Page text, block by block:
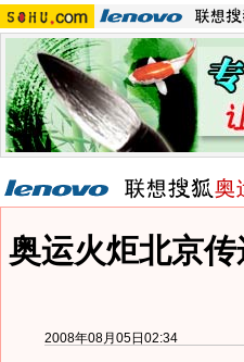
奥运火炬北京
2008年08月05日02:34